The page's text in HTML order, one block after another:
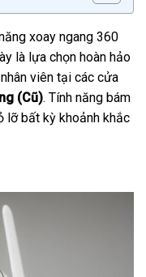
xoay ngang 360
là lựa chọn hoàn hảo
viên tại các cửa
(Cũ). Tính năng bám
lỡ bất kỳ khoảnh khắc